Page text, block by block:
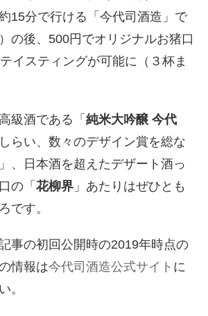
15分で行ける「今代司酒造」で
の後、500円でオリジナルお猪口
イスティングが可能に（３杯ま
級酒である「 純米大吟醸 今代
らい、数々のデザイン賞を総な
」、日本酒を超えたデザート酒っ
の「 花柳界 」あたりはぜひとも
です。
事の初回公開時の2019年時点の
情報は今代司酒造公式サイト に
。